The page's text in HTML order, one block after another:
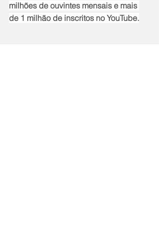
milhões de ouvintes mensais e mais
de 1 milhão de inscritos no YouTube.